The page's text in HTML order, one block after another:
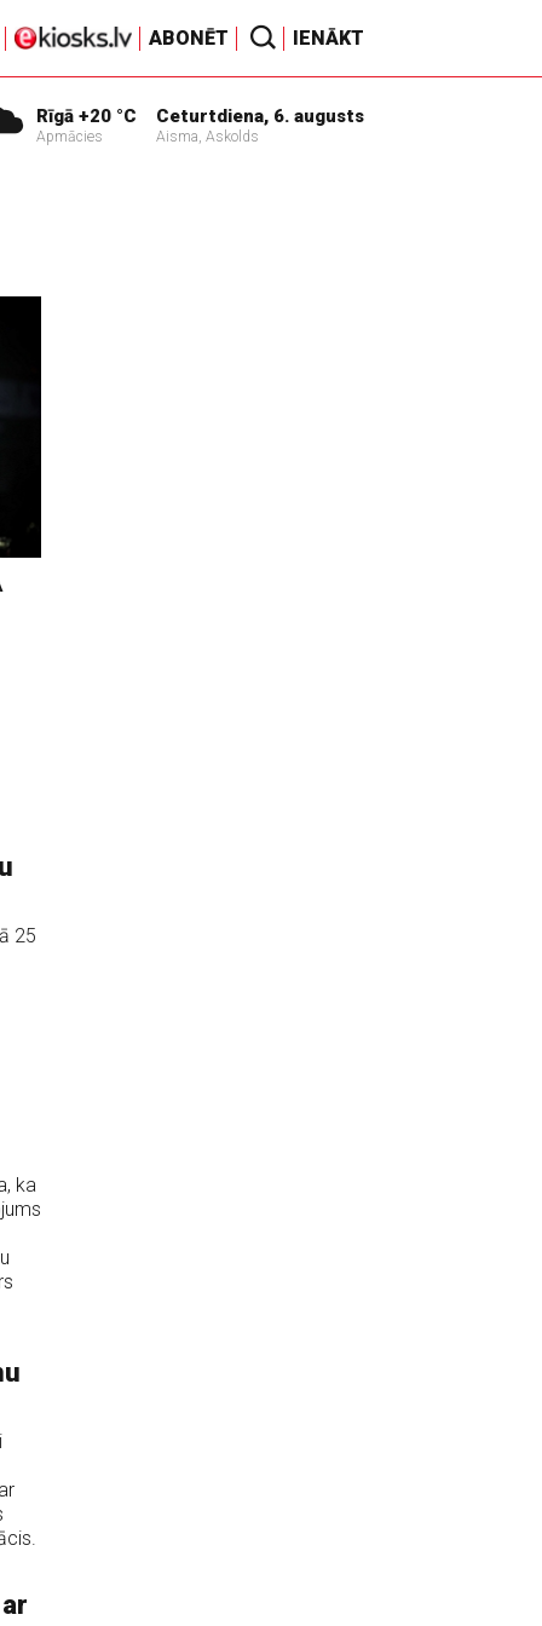
ABONĒT IENĀKT
Rīgā +20 °C
Apmācies
Ceturtdiena, 6. augusts
Aisma, Askolds
25
ka